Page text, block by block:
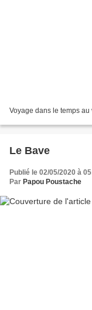
Voyage dans le temps
Le Bave
Publié le 02/05/2020 à
Par Papou Poustache